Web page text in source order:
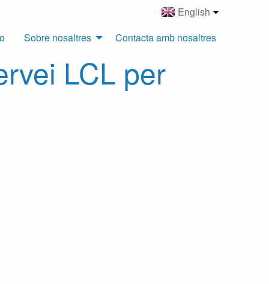
English
Sobre nosaltres Contacta amb nosaltres
LCL per